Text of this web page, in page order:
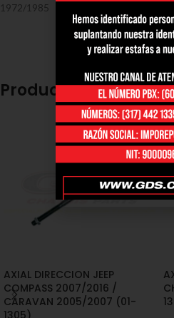
1972/1985
Productos
AXIAL DIRECCION JEEP
COMPASS 2007/2016 /
CARAVAN 2005/2007 (01-
1305)